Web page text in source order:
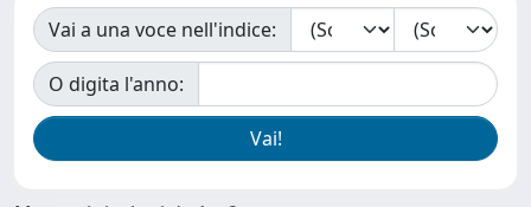
Vai a una voce nell'indice:
O digita l'anno: